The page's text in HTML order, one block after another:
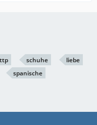
schuhe
liebe
spanische